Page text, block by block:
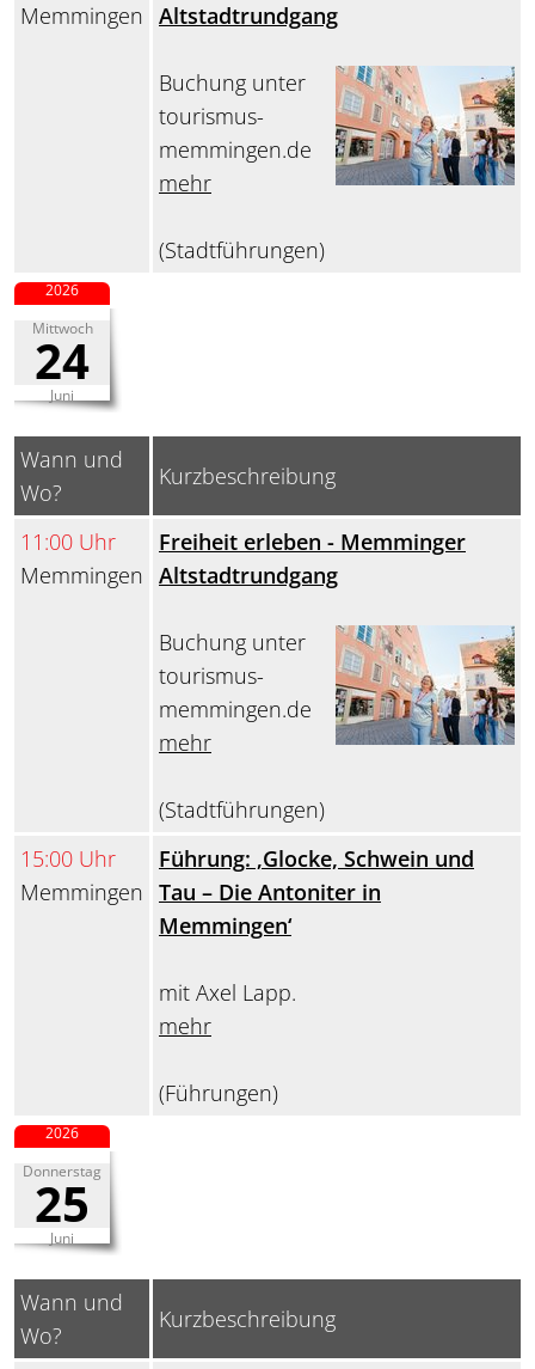
Memmingen Altstadtrundgang
Buchung unter
tourismus-
memmingen.de
mehr
(Stadtführungen)
Mittwoch
24
Juni
2026
Wann und
Wo?
Kurzbeschreibung
11:00 Uhr
Memmingen
Freiheit erleben - Memminger
Altstadtrundgang
Buchung unter
tourismus-
memmingen.de
mehr
(Stadtführungen)
15:00 Uhr
Memmingen
Führung: ‚Glocke, Schwein und
Tau – Die Antoniter in
Memmingen‘
mit Axel Lapp.
mehr
(Führungen)
Donnerstag
25
Juni
2026
Wann und
Wo?
Kurzbeschreibung